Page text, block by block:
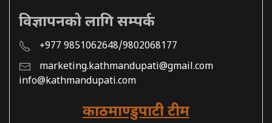
विज्ञापनको लागि सम्पर्क
+977 9851062648/9802068177
marketing.kathmandupati@gmail.com
info@kathmandupati.com
काठमाण्डुपाटी टीम